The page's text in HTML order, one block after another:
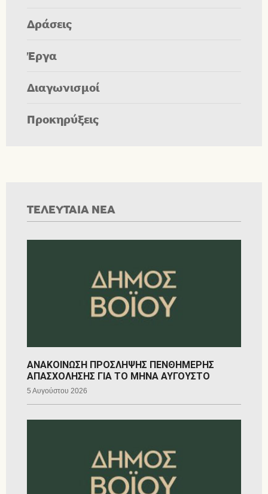
Δράσεις
Έργα
Διαγωνισμοί
Προκηρύξεις
ΤΕΛΕΥΤΑΙΑ ΝΕΑ
ΑΝΑΚΟΙΝΩΣΗ ΠΡΟΣΛΗΨΗΣ ΠΕΝΘΗΜΕΡΗΣ
ΑΠΑΣΧΟΛΗΣΗΣ ΓΙΑ ΤΟ ΜΗΝΑ ΑΥΓΟΥΣΤΟ
5 Αυγούστου 2026